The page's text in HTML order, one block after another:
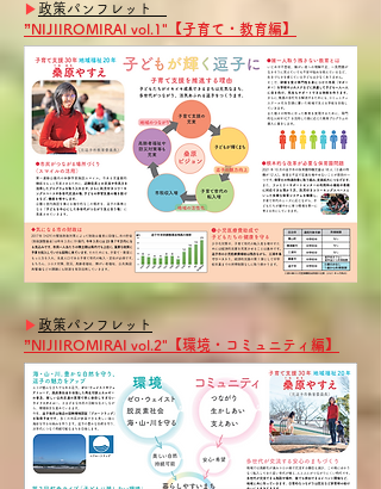
▶︎ 政策パンフレット
”NIJIIROMIRAI vol.1"【子育て・教育編】
▶︎ 政策パンフレット
”NIJIIROMIRAI vol.2"【環境・コミュニティ編】